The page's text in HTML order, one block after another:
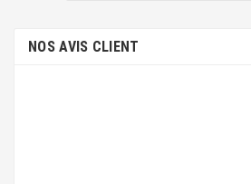
NOS AVIS CLIENT